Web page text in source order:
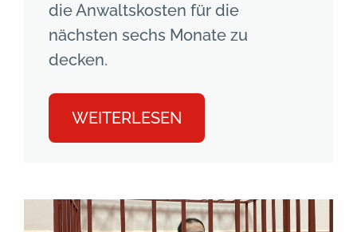
die Anwaltskosten für die
nächsten sechs Monate zu
decken.
WEITERLESEN